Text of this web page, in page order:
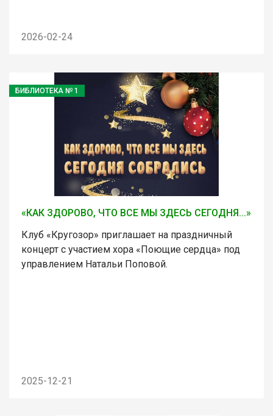
2026-02-24
БИБЛИОТЕКА № 1
«КАК ЗДОРОВО, ЧТО ВСЕ МЫ ЗДЕСЬ СЕГОДНЯ...»
Клуб «Кругозор» приглашает на праздничный
концерт с участием хора «Поющие сердца» под
управлением Натальи Поповой.
2025-12-21